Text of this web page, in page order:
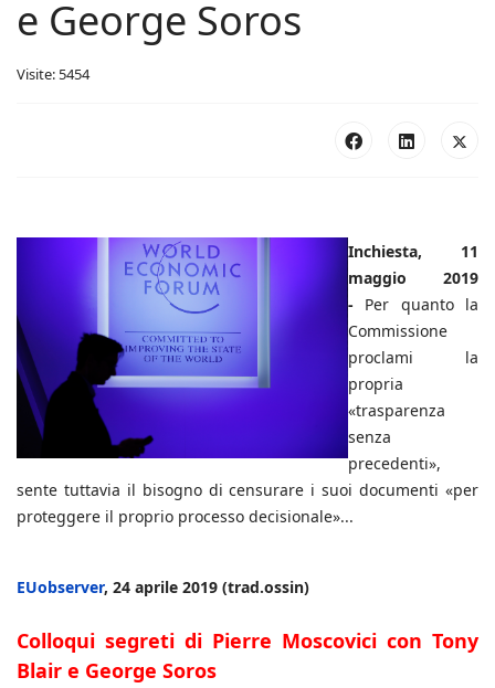
e George Soros
Visite: 5454
Inchiesta, 11
maggio 2019
- Per quanto la
Commissione
proclami la
propria
«trasparenza
senza
precedenti»,
sente tuttavia il bisogno di censurare i suoi documenti «per
proteggere il proprio processo decisionale»...
EUobserver, 24 aprile 2019 (trad.ossin)
Colloqui segreti di Pierre Moscovici con Tony
Blair e George Soros